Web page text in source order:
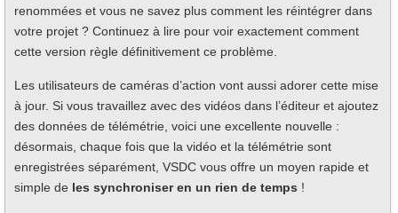
renommées et vous ne savez plus comment les réintégrer dans
votre projet ? Continuez à lire pour voir exactement comment
cette version règle définitivement ce problème.
Les utilisateurs de caméras d’action vont aussi adorer cette mise
à jour. Si vous travaillez avec des vidéos dans l’éditeur et ajoutez
des données de télémétrie, voici une excellente nouvelle :
désormais, chaque fois que la vidéo et la télémétrie sont
enregistrées séparément, VSDC vous offre un moyen rapide et
simple de les synchroniser en un rien de temps !